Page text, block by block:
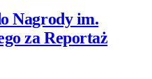
Nagrody im.
za Reportaż